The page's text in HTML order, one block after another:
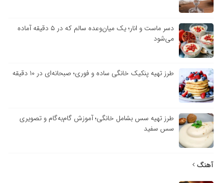
دسر ماست و انار؛ یک میان‌وعده سالم که در ۵ دقیقه آماده
می‌شود
طرز تهیه پنکیک خانگی ساده و فوری؛ صبحانه‌ای در ۱۰ دقیقه
طرز تهیه سس بشامل خانگی؛ آموزش گام‌به‌گام و تصویری
سس سفید
آهنگ